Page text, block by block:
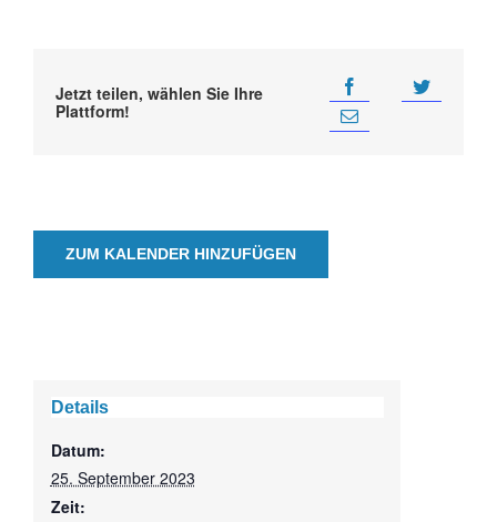
Jetzt teilen, wählen Sie Ihre
Plattform!
ZUM KALENDER HINZUFÜGEN
Details
Datum:
25. September 2023
Zeit: